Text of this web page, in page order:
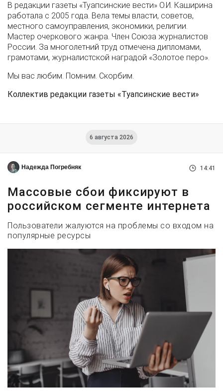
В редакции газеты «Туапсинские вести» О.И. Каширина
работала с 2005 года. Вела темы власти, советов,
местного самоуправления, экономики, религии.
Мастер очеркового жанра. Член Союза журналистов
России. За многолетний труд отмечена дипломами,
грамотами, журналистской наградой «Золотое перо».
Мы вас любим. Помним. Скорбим.
Коллектив редакции газеты «Туапсинские вести»
6 августа 2026
Надежда Погребняк 14:41
Массовые сбои фиксируют в
российском сегменте интернета
Пользователи жалуются на проблемы со входом на
популярные ресурсы